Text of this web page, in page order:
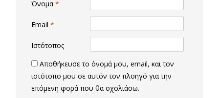
Όνομα *
Email *
Ιστότοπος
Αποθήκευσε το όνομά μου, email, και τον
ιστότοπο μου σε αυτόν τον πλοηγό για την
επόμενη φορά που θα σχολιάσω.